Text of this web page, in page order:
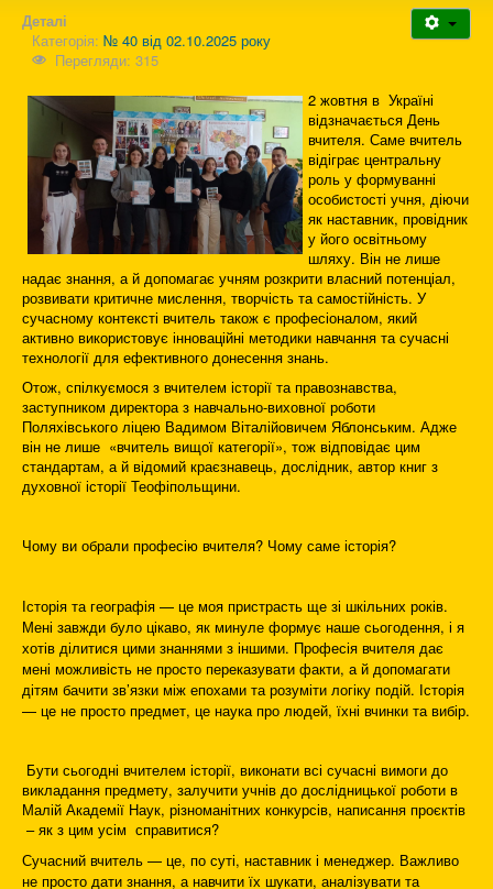
Деталі
Категорія: № 40 від 02.10.2025 року
Перегляди: 315
2 жовтня в Україні
відзначається День
вчителя. Саме вчитель
відіграє центральну
роль у формуванні
особистості учня, діючи
як наставник, провідник
у його освітньому
шляху. Він не лише
надає знання, а й допомагає учням розкрити власний потенціал,
розвивати критичне мислення, творчість та самостійність. У
сучасному контексті вчитель також є професіоналом, який
активно використовує інноваційні методики навчання та сучасні
технології для ефективного донесення знань.
Отож, спілкуємося з вчителем історії та правознавства,
заступником директора з навчально-виховної роботи
Поляхівського ліцею Вадимом Віталійовичем Яблонським. Адже
він не лише «вчитель вищої категорії», тож відповідає цим
стандартам, а й відомий краєзнавець, дослідник, автор книг з
духовної історії Теофіпольщини.
Чому ви обрали професію вчителя? Чому саме історія?
Історія та географія — це моя пристрасть ще зі шкільних років.
Мені завжди було цікаво, як минуле формує наше сьогодення, і я
хотів ділитися цими знаннями з іншими. Професія вчителя дає
мені можливість не просто переказувати факти, а й допомагати
дітям бачити зв’язки між епохами та розуміти логіку подій. Історія
— це не просто предмет, це наука про людей, їхні вчинки та вибір.
Бути сьогодні вчителем історії, виконати всі сучасні вимоги до
викладання предмету, залучити учнів до дослідницької роботи в
Малій Академії Наук, різноманітних конкурсів, написання проєктів
– як з цим усім справитися?
Сучасний вчитель — це, по суті, наставник і менеджер. Важливо
не просто дати знання, а навчити їх шукати, аналізувати та